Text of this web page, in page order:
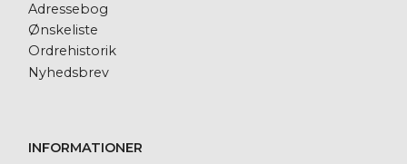
Adressebog
Ønskeliste
Ordrehistorik
Nyhedsbrev
INFORMATIONER